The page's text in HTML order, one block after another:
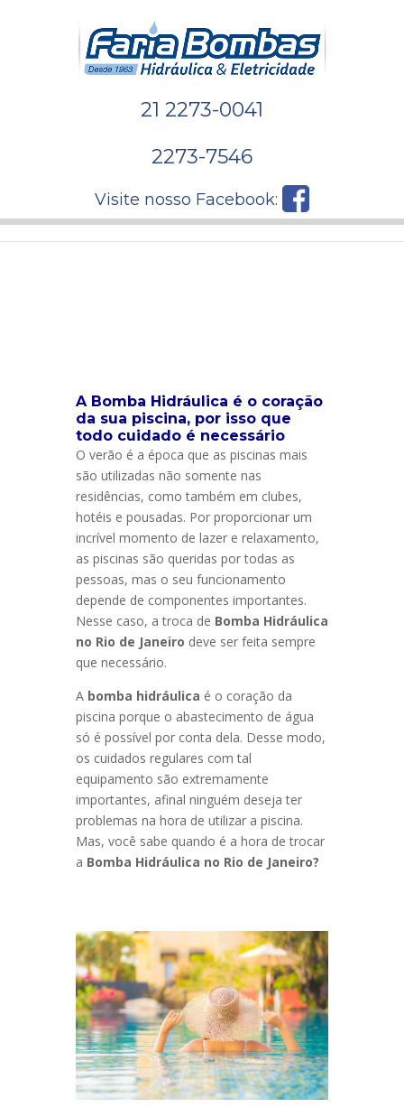
21 2273-0041
2273-7546
Visite nosso Facebook:
A Bomba Hidráulica é o coração
da sua piscina, por isso que
todo cuidado é necessário
O verão é a época que as piscinas mais
são utilizadas não somente nas
residências, como também em clubes,
hotéis e pousadas. Por proporcionar um
incrível momento de lazer e relaxamento,
as piscinas são queridas por todas as
pessoas, mas o seu funcionamento
depende de componentes importantes.
Nesse caso, a troca de Bomba Hidráulica
no Rio de Janeiro deve ser feita sempre
que necessário.
A bomba hidráulica é o coração da
piscina porque o abastecimento de água
só é possível por conta dela. Desse modo,
os cuidados regulares com tal
equipamento são extremamente
importantes, afinal ninguém deseja ter
problemas na hora de utilizar a piscina.
Mas, você sabe quando é a hora de trocar
a Bomba Hidráulica no Rio de Janeiro?